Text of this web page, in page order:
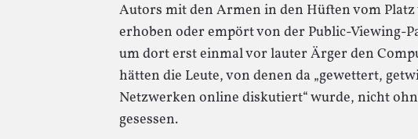
Autors mit den Armen in den Hüften vom
erhoben oder empört von der Public-Viewing-
um dort erst einmal vor lauter Ärger den
hätten die Leute, von denen da „gewettert,
Netzwerken online diskutiert“ wurde, nicht
gesessen.